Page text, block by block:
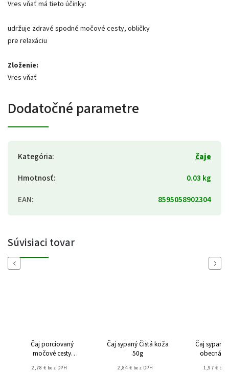
Vres vňať má tieto účinky:
udržuje zdravé spodné močové cesty, obličky
pre relaxáciu
Zloženie:
Vres vňať
Dodatočné parametre
Kategória:
čaje
Hmotnosť:
0.03 kg
EAN: 8595058902304
Súvisiaci tovar
Previous
Čaj porciovaný
močové cesty
2,78 € bez DPH
Čaj sypaný Čistá koža
50g
2,84 € bez DPH
Čaj sypaný
obecná
1,97 € bez
Next